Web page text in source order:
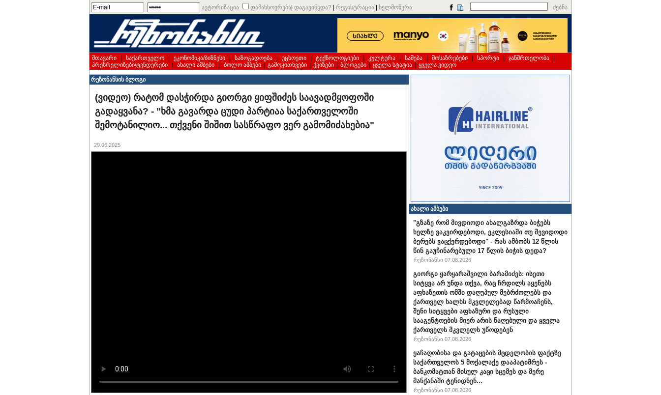
ავტორიზაცია დამახსოვრება დაგავიწყდა? რეგისტრაცია ხელმოწერა ძებნა
მთავარი საქართველო ეკონომიკა/ბიზნესი საზოგადოება უცხოეთი ტექნოლოგიები კულტურა სამება მოსაზრებები სპორტი ჯანმრთელობა
პრესრელიზები/ტენდერები
ახალი ამბები ბოლო ამბები გამოკითხვები ქვიზები ბლოგები ყველა სტატია ყველა ვიდეო
რეზონანსის ბლოგი
(ვიდეო) რატომ დასჭირდა გიორგი ყიფშიძეს საავადმყოფოში
გადაყვანა? - "ხმა გავარდა ცუდი პარტიაა საქართველოში
შემოტანილიო... თქვენი შიშით სასწრაფო ვერ გამომიძახებია"
29.06.2025
ახალი ამბები
"გზაზე რომ მივდიოდი ახალგაზრდა ბიჭებს
ხელზე ვაკვირდებოდი, ეკლესიაში თუ შევიდოდი
ბერებს ვაცქერდებოდი" - რას ამბობს 12 წლის
წინ გაუჩინარებული 17 წლის ბიჭის დედა?
რეზონანსი 07.08.2026
გიორგი ყარყარაშვილი ბარამიძეს: ისეთი
სიტყვა არ უნდა თქვა, რაც ჩრდილს აყენებს
აფხაზეთის ომში დაღუპულ მებრძოლებს და
ქართველ ხალხს მკვლელებად წარმოაჩენს,
შენი სიტყვები აფხაზური და რუსული
სააგენტოების მიერ არის წაღებული და ყველა
ქართველს მკვლელს უწოდებენ
რეზონანსი 07.08.2026
ყაჩაღობისა და გატაცების მცდელობის ფაქტზე
საქართველოს 5 მოქალაქე დააპატიმრეს -
ბანკომატთან მისულ კაცი სცემეს და მერე
მანქანაში ტენიდნენ...
რეზონანსი 07.08.2026